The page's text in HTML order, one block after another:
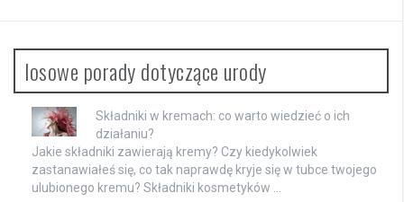
losowe porady dotyczące urody
Składniki w kremach: co warto wiedzieć o ich
działaniu?
Jakie składniki zawierają kremy? Czy kiedykolwiek
zastanawiałeś się, co tak naprawdę kryje się w tubce twojego
ulubionego kremu? Składniki kosmetyków …